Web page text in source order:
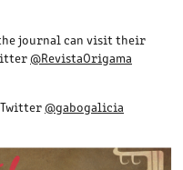
journal can visit their
@RevistaOrigama
Twitter@gabogalicia